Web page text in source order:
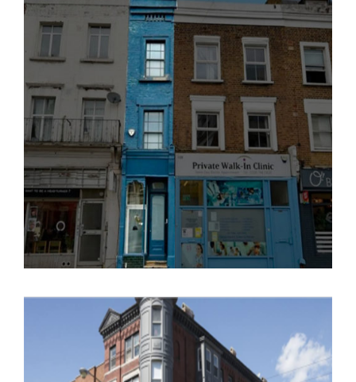
LO QUE PODEMOS APRENDER DE
LA CASA MÁS DELGADA DE
LONDRES.